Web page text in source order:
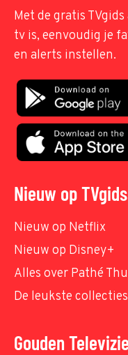
Met de gratis
tv is, eenvoudig je
en alerts instellen.
Nieuw op
Nieuw op Netflix
Nieuw op Disney+
Alles over Pathé
De leukste collecties
Gouden